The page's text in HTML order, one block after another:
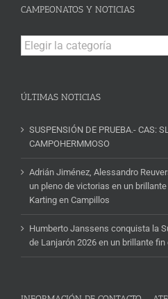
CAMPEONATOS Y NOTICIAS
Campeonatos
y
ÚLTIMAS NOTICIAS
SUSPENSIÓN DE PRUEBA.- CAS:
CAMPOHERMMOSO
Adrián Jiménez, Alessandro
un pleno de victorias en un
Karting en Campillos
Humberto Janssens conquista la
de Lanjarón 2026 en un brillante